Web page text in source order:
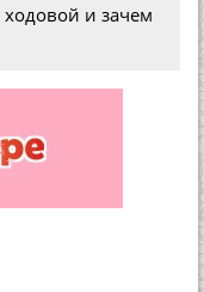
ходовой и зачем